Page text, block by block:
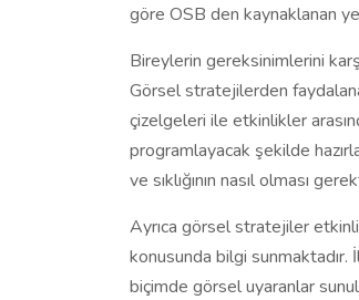
göre OSB den kaynaklanan
Bireylerin gereksinimlerini
Görsel stratejilerden
çizelgeleri ile etkinlikler
programlayacak şekilde
ve sıklığının nasıl olması
Ayrıca görsel stratejiler
konusunda bilgi sunmaktadır.
biçimde görsel uyaranlar